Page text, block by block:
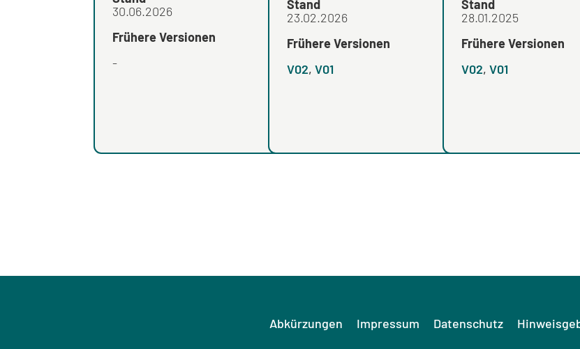
30.06.2026
Frühere Versionen
-
Stand
23.02.2026
Frühere Versionen
V02,V01
Stand
28.01.2025
Frühere Versionen
V02,V01
Abkürzungen Impressum Datenschutz